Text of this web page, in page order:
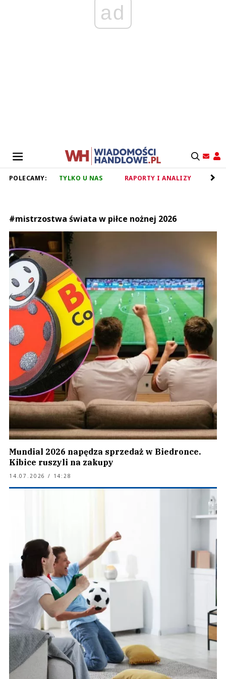
ad
POLECAMY: TYLKO U NAS RAPORTY I ANALIZY
#mistrzostwa świata w piłce nożnej 2026
Mundial 2026 napędza sprzedaż w Biedronce.
Kibice ruszyli na zakupy
14.07.2026 / 14:28